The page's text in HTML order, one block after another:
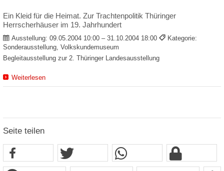
Ein Kleid für die Heimat. Zur Trachtenpolitik Thüringer
Herrscherhäuser im 19. Jahrhundert
Ausstellung: 09.05.2004 10:00 – 31.10.2004 18:00
Kategorie:
Sonderausstellung, Volkskundemuseum
Begleitausstellung zur 2. Thüringer Landesausstellung
Weiterlesen
Seite teilen